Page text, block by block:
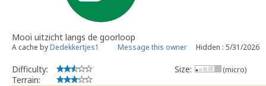
Mooi uitzicht langs de goorloop
A cache byDedekkertjes1 Message this owner Hidden : 5/31/2026
Difficulty:
Terrain:
Size: (micro)